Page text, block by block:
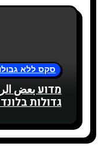
סקס ללא
מדוע بعض
גדולות